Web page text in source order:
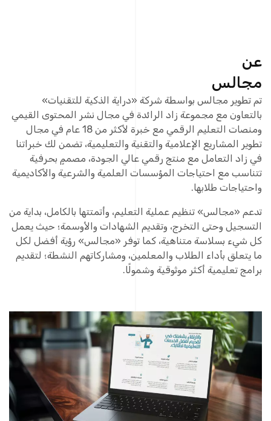
عن
مجالس
تم تطوير مجالس بواسطة شركة «دراية الذكية للتقنيات»
بالتعاون مع مجموعة زاد الرائدة في مجال نشر المحتوى القيمي
ومنصات التعليم الرقمي مع خبرة لأكثر من 18 عام في مجال
تطوير المشاريع الإعلامية والتقنية والتعليمية، تضمن لك خبراتنا
في زاد التعامل مع منتج رقمي عالي الجودة، مصممٍ بحرفية
تتناسب مع احتياجات المؤسسات العلمية والشرعية والأكاديمية
واحتياجات طلابها.
تدعم «مجالس» تنظيم عملية التعليم، وأتمتتها بالكامل، بداية من
التسجيل وحتى التخرج، وتقديم الشهادات والأوسمة؛ حيث يعمل
كل شيء بسلاسة متناهية، كما توفر «مجالس» رؤية أفضل لكل
ما يتعلق بأداء الطلاب والمعلمين، ومشاركاتهم النشطة؛ لتقديم
برامج تعليمية أكثر موثوقية وشمولًا.